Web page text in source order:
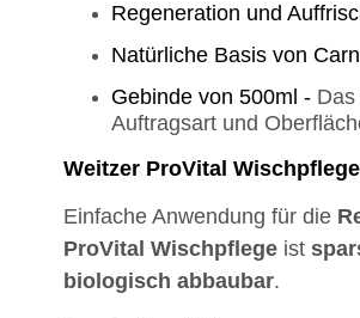
Regeneration und
Natürliche Basis von
Gebinde von 500ml -
Auftragsart und
Weitzer ProVital
Einfache Anwendung für die
ProVital Wischpflege ist
biologisch abbaubar.